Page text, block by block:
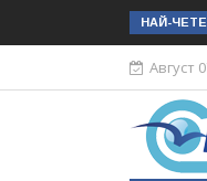
НАЙ-
Август